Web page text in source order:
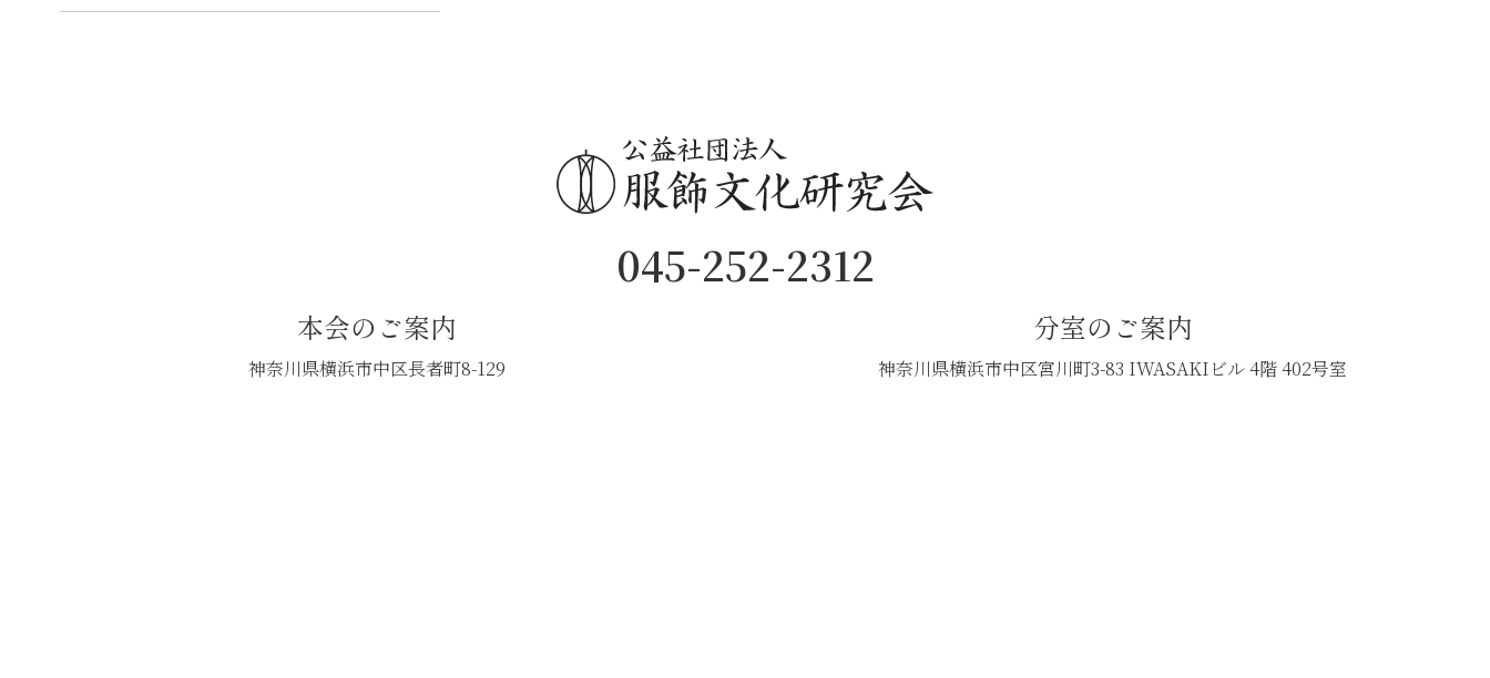
045-252-2312
本会のご案内
神奈川県横浜市中区長者町8-129
分室のご案内
神奈川県横浜市中区宮川町3-83 IWASAKIビル 4階 402号室